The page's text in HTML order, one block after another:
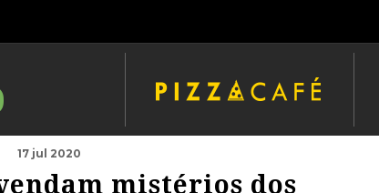
17 jul 2020
mistérios dos